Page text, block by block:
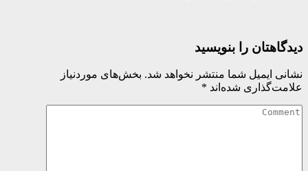
دیدگاهتان را بنویسید
نشانی ایمیل شما منتشر نخواهد شد. بخش‌های موردنیاز
علامت‌گذاری شده‌اند *